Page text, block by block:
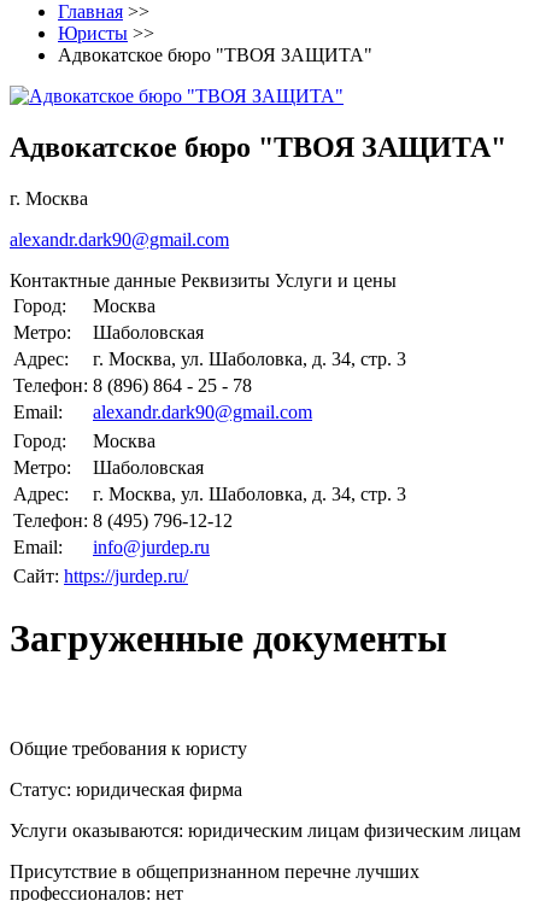
Главная >>
Юристы >>
Адвокатское бюро "ТВОЯ ЗАЩИТА"
Адвокатское бюро "ТВОЯ ЗАЩИТА"
г. Москва
alexandr.dark90@gmail.com
Контактные данные Реквизиты Услуги и цены
Город:
Москва
Метро:
Шаболовская
Адрес:
г. Москва, ул. Шаболовка, д. 34, стр. 3
Телефон: 8 (896) 864 - 25 - 78
Email:
alexandr.dark90@gmail.com
Город:
Москва
Метро:
Шаболовская
Адрес:
г. Москва, ул. Шаболовка, д. 34, стр. 3
Телефон: 8 (495) 796-12-12
Email:
info@jurdep.ru
Сайт: https://jurdep.ru/
Загруженные документы
Общие требования к юристу
Статус: юридическая фирма
Услуги оказываются: юридическим лицам физическим лицам
Присутствие в общепризнанном перечне лучших
профессионалов: нет